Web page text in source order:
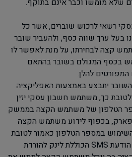
שלא מומשו וכבר אינם בתוקף.
רשאי לרכוש שוברים, אשר כל
בעל ערך שווה כסף, ולהעביר שובר
קצה לבחירתו, על מנת לאפשר לו
בכסף המגולם בשובר בהתאם
המפורטים להלן.
יתבצע באמצעות האפליקציה
כך, משתמש חשבון עסקי יזין
הטלפון של משתמש הקצה בממשק
בכפוף לידוע משתמש הקצה
במספר הטלפון כאמור לטובת
SMS הכוללת לינק להורדת